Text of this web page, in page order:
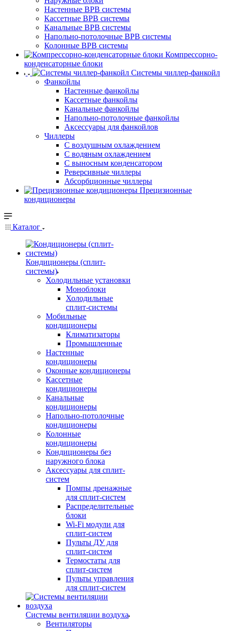
Настенные ВРВ системы
Кассетные ВРВ системы
Канальные ВРВ системы
Напольно-потолочные ВРВ системы
Колонные ВРВ системы
Компрессорно-
конденсаторные блоки
Системы чиллер-фанкойл
Фанкойлы
Настенные фанкойлы
Кассетные фанкойлы
Канальные фанкойлы
Напольно-потолочные фанкойлы
Аксессуары для фанкойлов
Чиллеры
С воздушным охлаждением
С водяным охлаждением
С выносным конденсатором
Реверсивные чиллеры
Абсорбционные чиллеры
Прецизионные
кондиционеры
Каталог
Кондиционеры (сплит-
системы)
Холодильные установки
Моноблоки
Холодильные
сплит-системы
Мобильные
кондиционеры
Климатизаторы
Промышленные
Настенные
кондиционеры
Оконные кондиционеры
Кассетные
кондиционеры
Канальные
кондиционеры
Напольно-потолочные
кондиционеры
Колонные
кондиционеры
Кондиционеры без
наружного блока
Аксессуары для сплит-
систем
Помпы дренажные
для сплит-систем
Распределительные
блоки
Wi-Fi модули для
сплит-систем
Пульты ДУ для
сплит-систем
Термостаты для
сплит-систем
Пульты управления
для сплит-систем
Системы вентиляции воздуха
Вентиляторы